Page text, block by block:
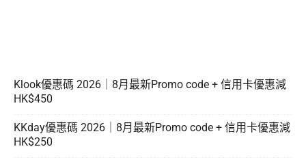
Klook優惠碼 2026｜8月最新Promo code + 信用卡優惠減
HK$450
KKday優惠碼 2026｜8月最新Promo code + 信用卡優惠減
HK$250